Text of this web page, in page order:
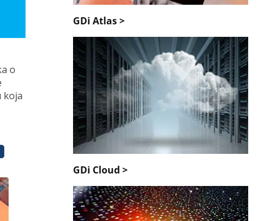
o
koja
GDi Atlas >
GDi Cloud >